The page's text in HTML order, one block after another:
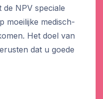
NPV speciale
moeilijke medisch-
Het doel van
dat u goede